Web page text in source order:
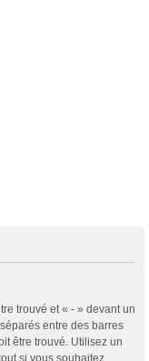
trouvé et « - » devant un
entre des barres
être trouvé. Utilisez un
si vous souhaitez